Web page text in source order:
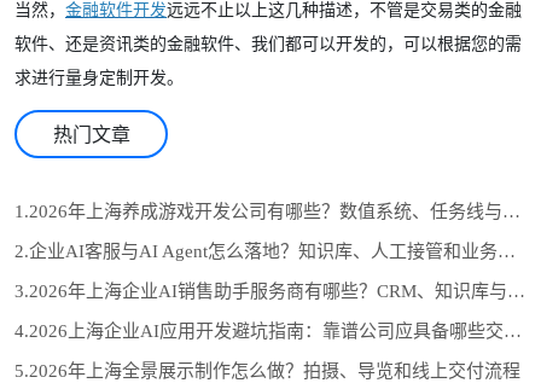
当然， 金融软件开发远远不止以上这几种描述，不管是交易类的金融
软件、还是资讯类的金融软件、我们都可以开发的，可以根据您的需
求进行量身定制开发。
热门文章
1.2026年上海养成游戏开发公司有哪些？数值系统、任务线与长期运营怎么选
2.企业AI客服与AI Agent怎么落地？知识库、人工接管和业务系统对接流程
3.2026年上海企业AI销售助手服务商有哪些？CRM、知识库与自动跟进怎么选
4.2026上海企业AI应用开发避坑指南：靠谱公司应具备哪些交付证据？
5.2026年上海全景展示制作怎么做？拍摄、导览和线上交付流程